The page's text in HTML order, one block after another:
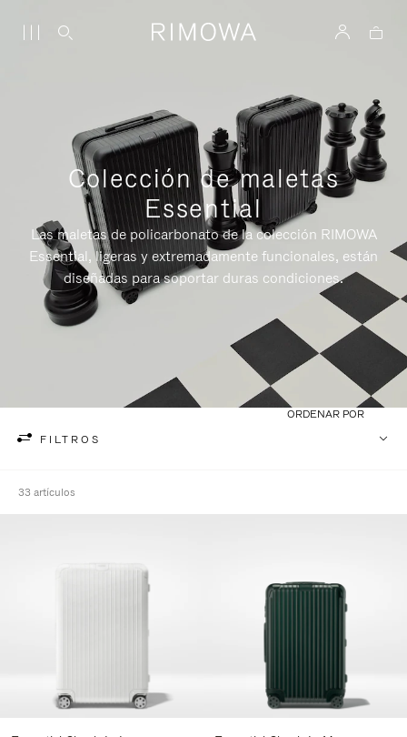
Colección de maletas
Essential
Las maletas de policarbonato de la colección RIMOWA
Essential, ligeras y extremadamente funcionales, están
diseñadas para soportar duras condiciones.
FILTROS
ORDENAR POR
33 artículos